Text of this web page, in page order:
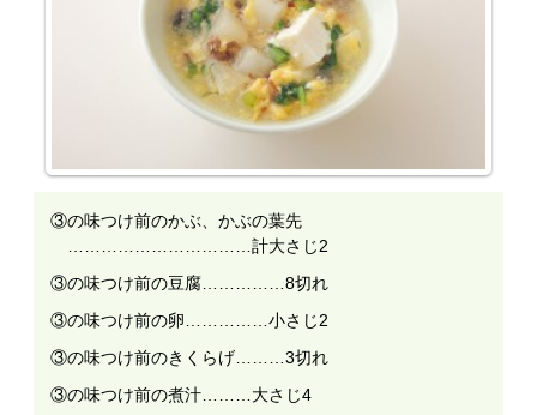
③の味つけ前のかぶ、かぶの葉先
……………………………計大さじ2
③の味つけ前の豆腐……………8切れ
③の味つけ前の卵……………小さじ2
③の味つけ前のきくらげ………3切れ
③の味つけ前の煮汁………大さじ4